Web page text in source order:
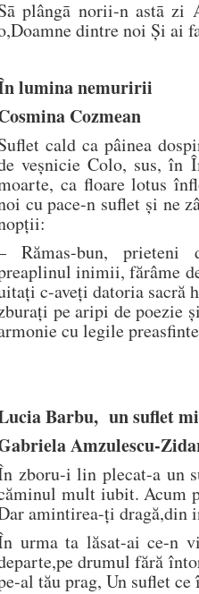
plângā norii-n astā zi
dintre noi Şi ai
lumina nemuririi
Cozmean
cald ca pâinea
veşnicie Colo, sus, în
ca floare lotus
cu pace-n suflet şi ne
Rămas-bun,
inimii, fărâme
c-aveţi datoria sacră
pe aripi de poezie
cu legile
Barbu, un suflet
Amzulescu-
zboru-i lin plecat-a un
mult iubit. Acum
amintirea-ți dragă,din
urma ta lăsat-ai ce-n
drumul fără
al tău prag, Un suflet